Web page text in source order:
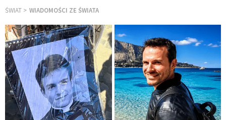
ŚWIAT WIADOMOŚCI ZE ŚWIATA